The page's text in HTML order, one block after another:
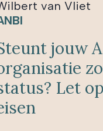
van Vliet
jouw
Let